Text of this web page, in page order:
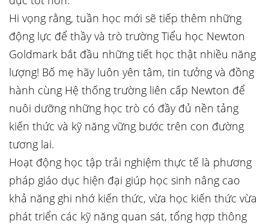
Hi vọng rằng, tuần học mới sẽ tiếp thêm những
động lực để thầy và trò trường Tiểu học Newton
Goldmark bắt đầu những tiết học thật nhiều năng
lượng! Bố mẹ hãy luôn yên tâm, tin tưởng và đồng
hành cùng Hệ thống trường liên cấp Newton để
nuôi dưỡng những học trò có đầy đủ nền tảng
kiến thức và kỹ năng vững bước trên con đường
tương lai.
Hoạt động học tập trải nghiệm thực tế là phương
pháp giáo dục hiện đại giúp học sinh nâng cao
khả năng ghi nhớ kiến thức, vừa học kiến thức vừa
phát triển các kỹ năng quan sát, tổng hợp thông